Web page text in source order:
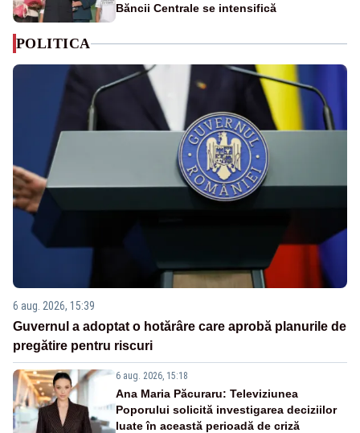
Băncii Centrale se intensifică
POLITICA
6 aug. 2026, 15:39
Guvernul a adoptat o hotărâre care aprobă planurile de
pregătire pentru riscuri
6 aug. 2026, 15:18
Ana Maria Păcuraru: Televiziunea
Poporului solicită investigarea deciziilor
luate în această perioadă de criză